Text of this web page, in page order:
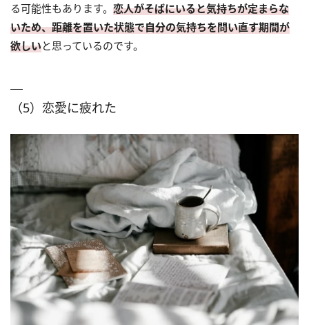
る可能性もあります。 恋人がそばにいると気持ちが定まらな
いため、距離を置いた状態で自分の気持ちを問い直す期間が
欲しいと思っているのです。
（5）恋愛に疲れた